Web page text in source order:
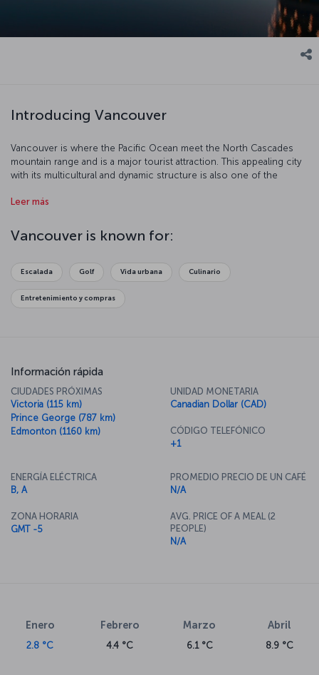
Introducing Vancouver
Vancouver is where the Pacific Ocean meet the North Cascades
mountain range and is a major tourist attraction. This appealing city
with its multicultural and dynamic structure is also one of the
Hollywood.
Leer más
Vancouver is known for:
Escalada Golf Vida urbana Culinario
Entretenimiento y compras
Información rápida
CIUDADES PRÓXIMAS
Victoria (115 km)
Prince George (787 km)
Edmonton (1160 km)
UNIDAD MONETARIA
Canadian Dollar (CAD)
CÓDIGO TELEFÓNICO
+1
ENERGÍA ELÉCTRICA
B, A
ZONA HORARIA
GMT -5
PROMEDIO PRECIO DE UN CAFÉ
N/A
AVG. PRICE OF A MEAL (2
PEOPLE)
N/A
Enero
2.8 °C
Febrero
4.4 °C
Marzo
6.1 °C
Abril
8.9 °C